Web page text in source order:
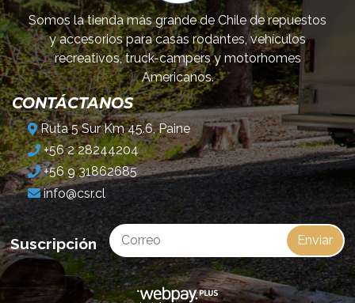
Somos la tienda más grande de Chile de repuestos
y accesorios para casas rodantes, vehículos
recreativos, truck-campers y motorhomes
Americanos.
CONTÁCTANOS
Ruta 5 Sur Km 45.6, Paine
+56 2 28244204
+56 9 31862685
info@csr.cl
Suscripción Enviar